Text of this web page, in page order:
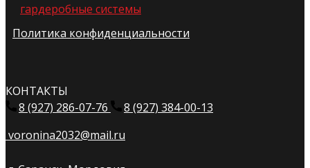
гардеробные системы
Политика конфиденциальности
КОНТАКТЫ
8 (927) 286-07-76
8 (927) 384-00-13
voronina2032@mail.ru